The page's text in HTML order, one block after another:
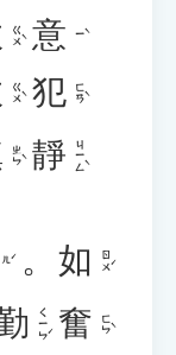
ㄍㄨˋ 意 ㄧˋ
ㄍㄨˋ 犯 ㄈㄢˋ
ㄓㄣˋ 靜 ㄐㄧㄥˋ
ㄦˊ 。 如 ㄖㄨˊ
ㄑㄧㄣˊ 奮 ㄈㄣˋ